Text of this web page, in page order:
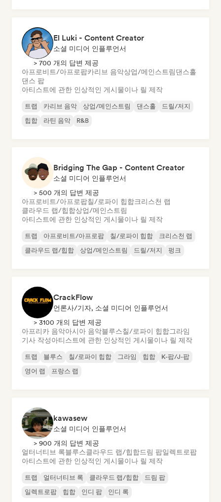
El Luki - Content Creator
소셜 미디어 인플루언서
> 700 개의 답변 제공
아프로비트/아프로팝카리브 음악상업/메인스트림댄스홀
댄스 팝
아티스트에 관한 인상적인 게시물이나 릴 제작
트랩 카리브 음악 상업/메인스트림 댄스홀
드릴/저지
힙합
라틴 음악 R&B
Bridging The Gap - Content Creator
소셜 미디어 인플루언서
> 500 개의 답변 제공
아프로비트/아프로팝칠/로파이 힙합크리스천 랩
클라우드 랩/힙합상업/메인스트림
아티스트에 관한 인상적인 게시물이나 릴 제작
트랩 아프로비트/아프로팝 칠/로파이 힙합
크리스천 랩
클라우드 랩/힙합
상업/메인스트림 드릴/저지 펑크
CrackFlow
언론사/기자, 소셜 미디어 인플루언서
> 3100 개의 답변 제공
아프리카 음악아시아 음악블루스칠/로파이 힙합그라임
기사 작성아티스트에 관한 인상적인 게시물이나 릴 제작
트랩 블루스 칠/로파이 힙합 그라임 힙합
K-팝/J-팝
영어 랩
프랑스 랩
kawasew
소셜 미디어 인플루언서
> 900 개의 답변 제공
얼터너티브 록블루스클라우드 랩/힙합드림 팝일렉트로팝
아티스트에 관한 인상적인 게시물이나 릴 제작
트랩 얼터너티브 록 클라우드 랩/힙합
드림 팝
일렉트로팝
힙합 인디 팝 인디 록